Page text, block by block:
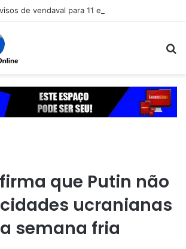
de vendaval para 11 estados
que Putin não
ucranianas
semana fria